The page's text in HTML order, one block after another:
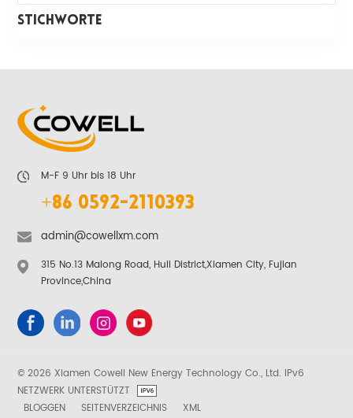
STICHWORTE
M-F 9 Uhr bis 18 Uhr
+86 0592-2110393
admin@cowellxm.com
315 No.13 Malong Road, Huli District,Xiamen City, Fujian
Province,China
© 2026 Xiamen Cowell New Energy Technology Co., Ltd. IPv6
NETZWERK UNTERSTÜTZT
BLOGGEN
SEITENVERZEICHNIS
XML